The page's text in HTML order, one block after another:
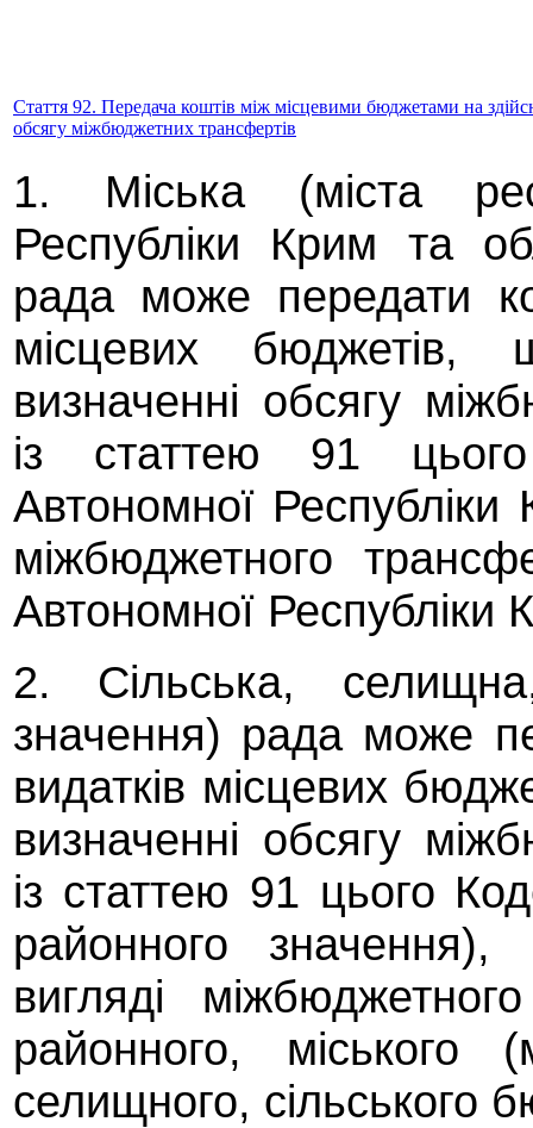
Стаття 92. Передача коштів між місцевими бюджетами на
обсягу міжбюджетних трансфертів
1. Міська (міста
Республіки Крим та
рада може передати
місцевих
визначенні обсягу
із статтею 91
Автономної Республіки
міжбюджетного
Автономної Республіки
2. Сільська,
значення) рада може
видатків місцевих
визначенні обсягу
із статтею 91 цього
районного значення),
вигляді
районного, міського
селищного, сільського